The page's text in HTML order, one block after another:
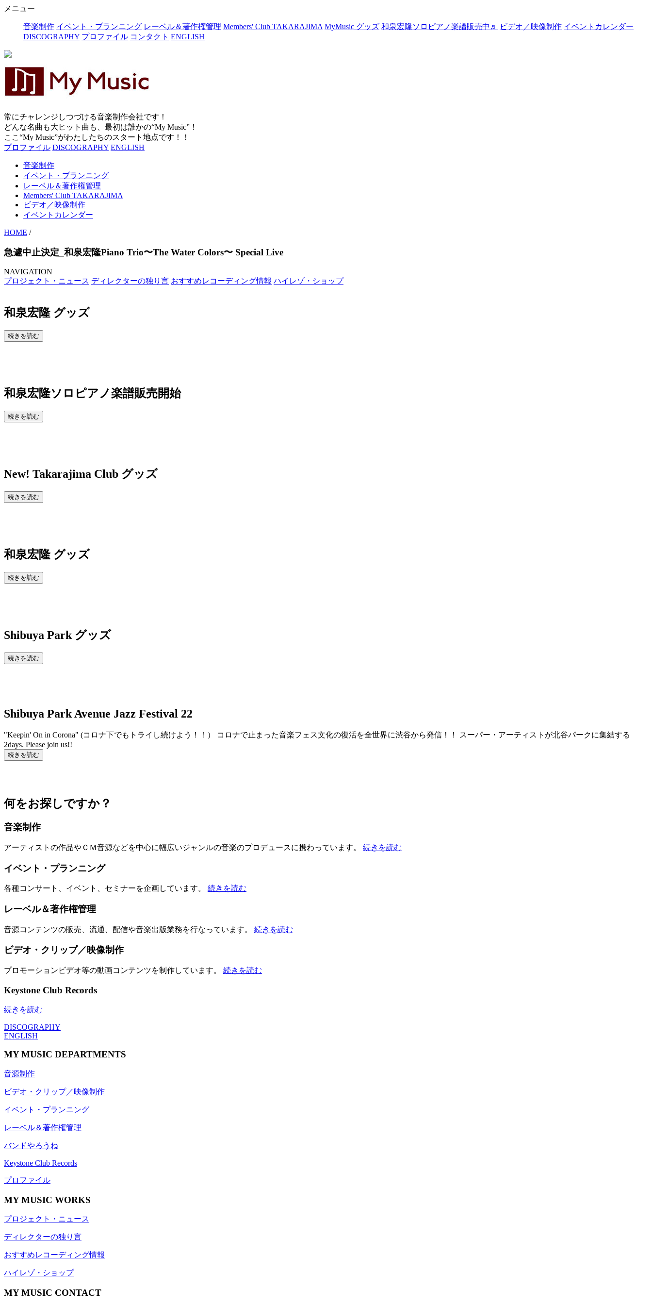
メニュー
音楽制作 イベント・プランニング レーベル＆著作権管理 Members' Club TAKARAJIMA MyMusic グッズ 和泉宏隆ソロピアノ楽譜販売中♬ ビデオ／映像制作 イベントカレンダー
DISCOGRAPHY プロファイル コンタクト ENGLISH
常にチャレンジしつづける音楽制作会社です！
どんな名曲も大ヒット曲も、最初は誰かの“My Music”！
ここ“My Music”がわたしたちのスタート地点です！！
プロファイル DISCOGRAPHY ENGLISH
音楽制作
イベント・プランニング
レーベル＆著作権管理
Members' Club TAKARAJIMA
ビデオ／映像制作
イベントカレンダー
HOME /
急遽中止決定_和泉宏隆Piano Trio〜The Water Colors〜 Special Live
NAVIGATION
プロジェクト・ニュース ディレクターの独り言 おすすめレコーディング情報 ハイレゾ・ショップ
和泉宏隆 グッズ
続きを読む
和泉宏隆ソロピアノ楽譜販売開始
続きを読む
New! Takarajima Club グッズ
続きを読む
和泉宏隆 グッズ
続きを読む
Shibuya Park グッズ
続きを読む
Shibuya Park Avenue Jazz Festival 22
"Keepin' On in Corona" (コロナ下でもトライし続けよう！！） コロナで止まった音楽フェス文化の復活を全世界に渋谷から発信！！ スーパー・アーティストが北谷パークに集結する
2days. Please join us!!
続きを読む
何をお探しですか？
音楽制作
アーティストの作品やＣＭ音源などを中心に幅広いジャンルの音楽のプロデュースに携わっています。 続きを読む
イベント・プランニング
各種コンサート、イベント、セミナーを企画しています。 続きを読む
レーベル＆著作権管理
音源コンテンツの販売、流通、配信や音楽出版業務を行なっています。 続きを読む
ビデオ・クリップ／映像制作
プロモーションビデオ等の動画コンテンツを制作しています。 続きを読む
Keystone Club Records
続きを読む
DISCOGRAPHY
ENGLISH
MY MUSIC DEPARTMENTS
音源制作
ビデオ・クリップ／映像制作
イベント・プランニング
レーベル＆著作権管理
バンドやろうね
Keystone Club Records
プロファイル
MY MUSIC WORKS
プロジェクト・ニュース
ディレクターの独り言
おすすめレコーディング情報
ハイレゾ・ショップ
MY MUSIC CONTACT